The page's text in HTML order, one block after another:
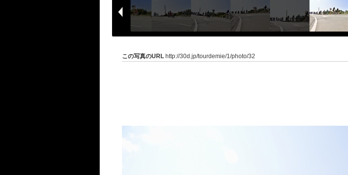
この写真のURL http://30d.jp/tourdemie/1/photo/32